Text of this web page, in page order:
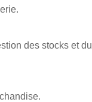
des stocks et du